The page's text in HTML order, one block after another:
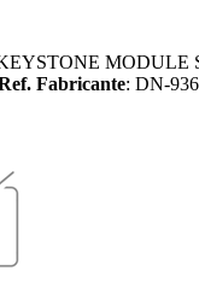
MODULE
Fabricante: DN-